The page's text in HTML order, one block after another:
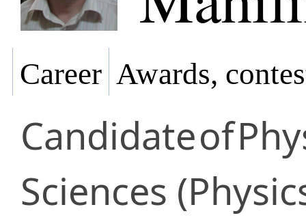
Career Awards,
Candidateof
Sciences